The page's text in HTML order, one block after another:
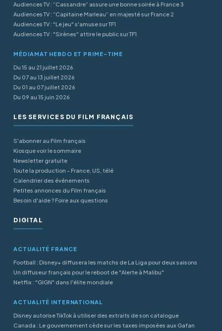
Audiences TV : “Cassandre” assure une bonne soirée à France 3
Audiences TV : “Capitaine Marleau” en majesté sur France 2
Audiences TV : "Le jeu" s'amuse sur TF1
Audiences TV : "Sirènes" attire le public sur TF1
MÉDIAMAT HEBDO ET PRIME-TIME
Du 15 au 21 juillet 2026
Du 07 au 13 juillet 2026
Du 01 au 07 juillet 2026
Du 09 au 15 juin 2026
LES SERVICES DU FILM FRANÇAIS
S'abonner au Film français
Kiosque voir le sommaire
Newsletter gratuite
Toute la production - France, US, télé
Calendrier des événements
Petites annonces du Film français
Besoin d'aide ? Foire aux questions
DIGITAL
ACTUALITÉ FRANCE
Football : Disney+ diffusera les matchs de La Liga pour deux saisons
Un diffuseur français pour le reboot de "Alerte à Malibu"
Netflix : "GIGN" dans l'élite mondiale
ACTUALITÉ INTERNATIONAL
Disney autorise TikTok à utiliser des extraits de son catalogue
Canada : Le gouvernement cède sur les taxes imposées aux Gafan